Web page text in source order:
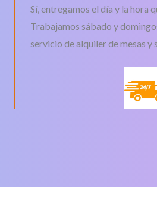
Sí, entregamos el día y la hora
Trabajamos sábado y
servicio de alquiler de mesas y